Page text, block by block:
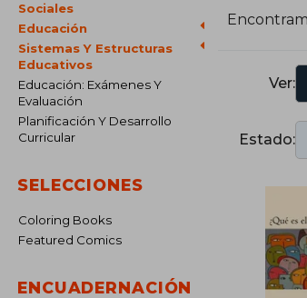
Sociales
Educación
Sistemas Y Estructuras
Educativos
Educación: Exámenes Y
Evaluación
Planificación Y Desarrollo
Curricular
SELECCIONES
Coloring Books
Featured Comics
ENCUADERNACIÓN
Ver:
Estado: